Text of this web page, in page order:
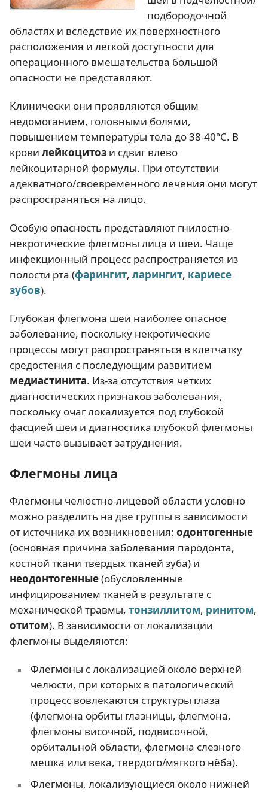
подбородочной
областях и вследствие их поверхностного
расположения и легкой доступности для
операционного вмешательства большой
опасности не представляют.
Клинически они проявляются общим
недомоганием, головными болями,
повышением температуры тела до 38-40°С. В
крови лейкоцитоз и сдвиг влево
лейкоцитарной формулы. При отсутствии
адекватного/своевременного лечения они могут
распространяться на лицо.
Особую опасность представляют гнилостно-
некротические флегмоны лица и шеи. Чаще
инфекционный процесс распространяется из
полости рта (фарингит, ларингит, кариесе
зубов).
Глубокая флегмона шеи наиболее опасное
заболевание, поскольку некротические
процессы могут распространяться в клетчатку
средостения с последующим развитием
медиастинита. Из-за отсутствия четких
диагностических признаков заболевания,
поскольку очаг локализуется под глубокой
фасцией шеи и диагностика глубокой флегмоны
шеи часто вызывает затруднения.
Флегмоны лица
Флегмоны челюстно-лицевой области условно
можно разделить на две группы в зависимости
от источника их возникновения: одонтогенные
(основная причина заболевания пародонта,
костной ткани твердых тканей зуба) и
неодонтогенные(обусловленные
инфицированием тканей в результате с
механической травмы, тонзиллитом, ринитом,
отитом). В зависимости от локализации
флегмоны выделяются:
Флегмоны с локализацией около верхней
челюсти, при которых в патологический
процесс вовлекаются структуры глаза
(флегмона орбиты глазницы, флегмона,
флегмоны височной, подвисочной,
орбитальной области, флегмона слезного
мешка или века, твердого/мягкого нёба).
Флегмоны, локализующиеся около нижней